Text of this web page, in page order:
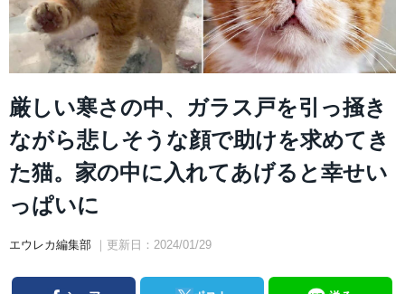
厳しい寒さの中、ガラス戸を引っ掻き
ながら悲しそうな顔で助けを求めてき
た猫。家の中に入れてあげると幸せい
っぱいに
エウレカ編集部 ｜更新日：2024/01/29